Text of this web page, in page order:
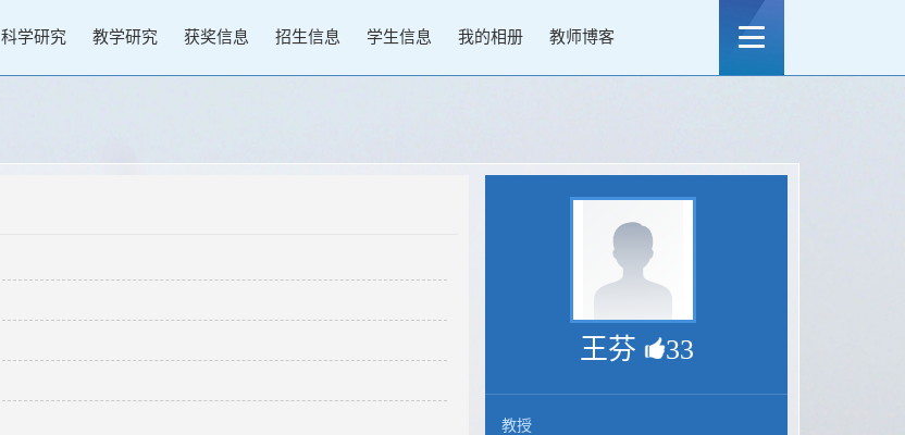
科学研究 教学研究 获奖信息 招生信息 学生信息 我的相册 教师博客
王芬 33
教授